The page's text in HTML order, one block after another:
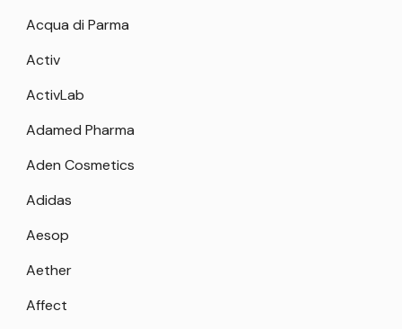
Acqua di Parma
Activ
ActivLab
Adamed Pharma
Aden Cosmetics
Adidas
Aesop
Aether
Affect